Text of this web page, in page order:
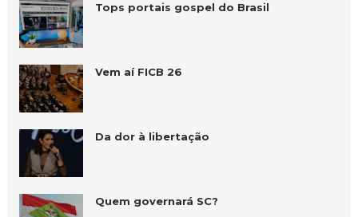
Tops portais gospel do Brasil
Vem aí FICB 26
Da dor à libertação
Quem governará SC?